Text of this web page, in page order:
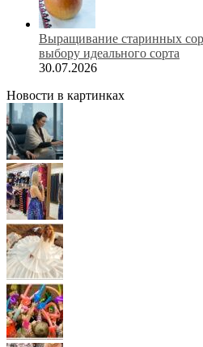
Выращивание старинных
выбору идеального сорта
30.07.2026
Новости в картинках